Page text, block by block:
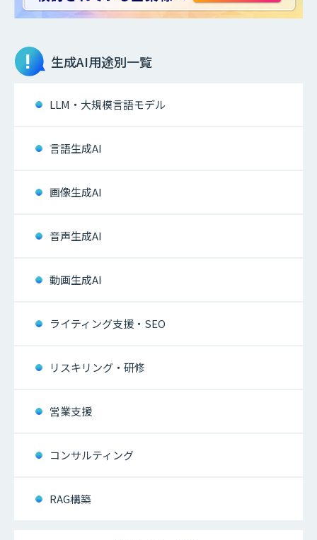
生成AI用途別一覧
LLM・大規模言語モデル
言語生成AI
画像生成AI
音声生成AI
動画生成AI
ライティング支援・SEO
リスキリング・研修
営業支援
コンサルティング
RAG構築